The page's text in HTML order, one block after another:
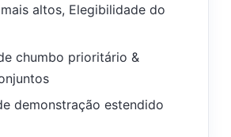
altos, Elegibilidade do
chumbo prioritário &
demonstração estendido